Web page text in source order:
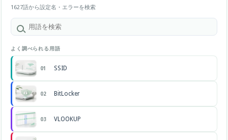
1627語から設定名・エラーを検索
よく調べられる用語
01 SSID
02 BitLocker
03 VLOOKUP